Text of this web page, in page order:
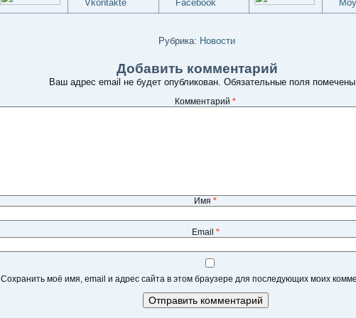
Рубрика: Новости
Добавить комментарий
Ваш адрес email не будет опубликован. Обязательные поля помечены
Комментарий *
Имя *
Email *
Сохранить моё имя, email и адрес сайта в этом браузере для последующих моих